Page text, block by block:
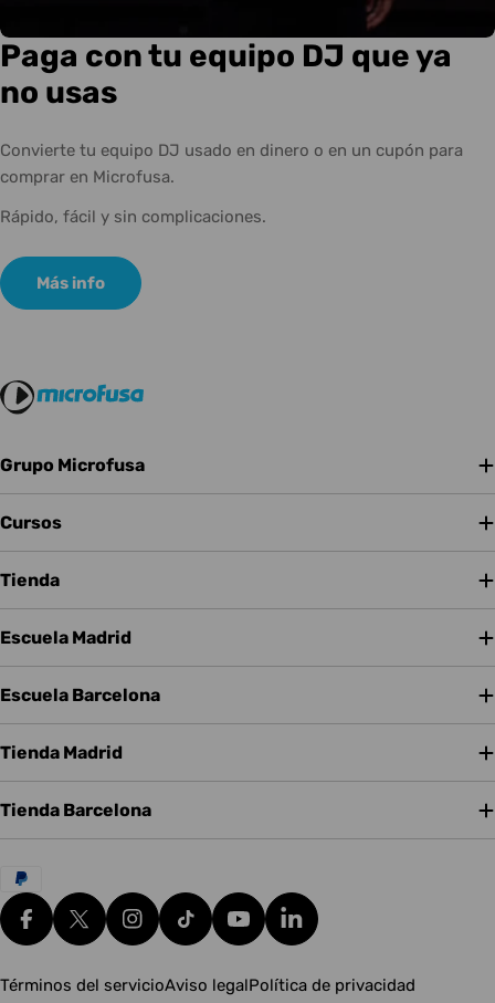
Paga con tu equipo DJ que ya
no usas
Convierte tu equipo DJ usado en dinero o en un cupón para
comprar en Microfusa.
Rápido, fácil y sin complicaciones.
Más info
Grupo Microfusa
Cursos
Tienda
Escuela Madrid
Escuela Barcelona
Tienda Madrid
Tienda Barcelona
Métodos
de
pagoFacebookX (Twitter)Instagram
tiktok YouTubeTranslation missing:
Términos del servicioAviso legalPolítica de privacidad